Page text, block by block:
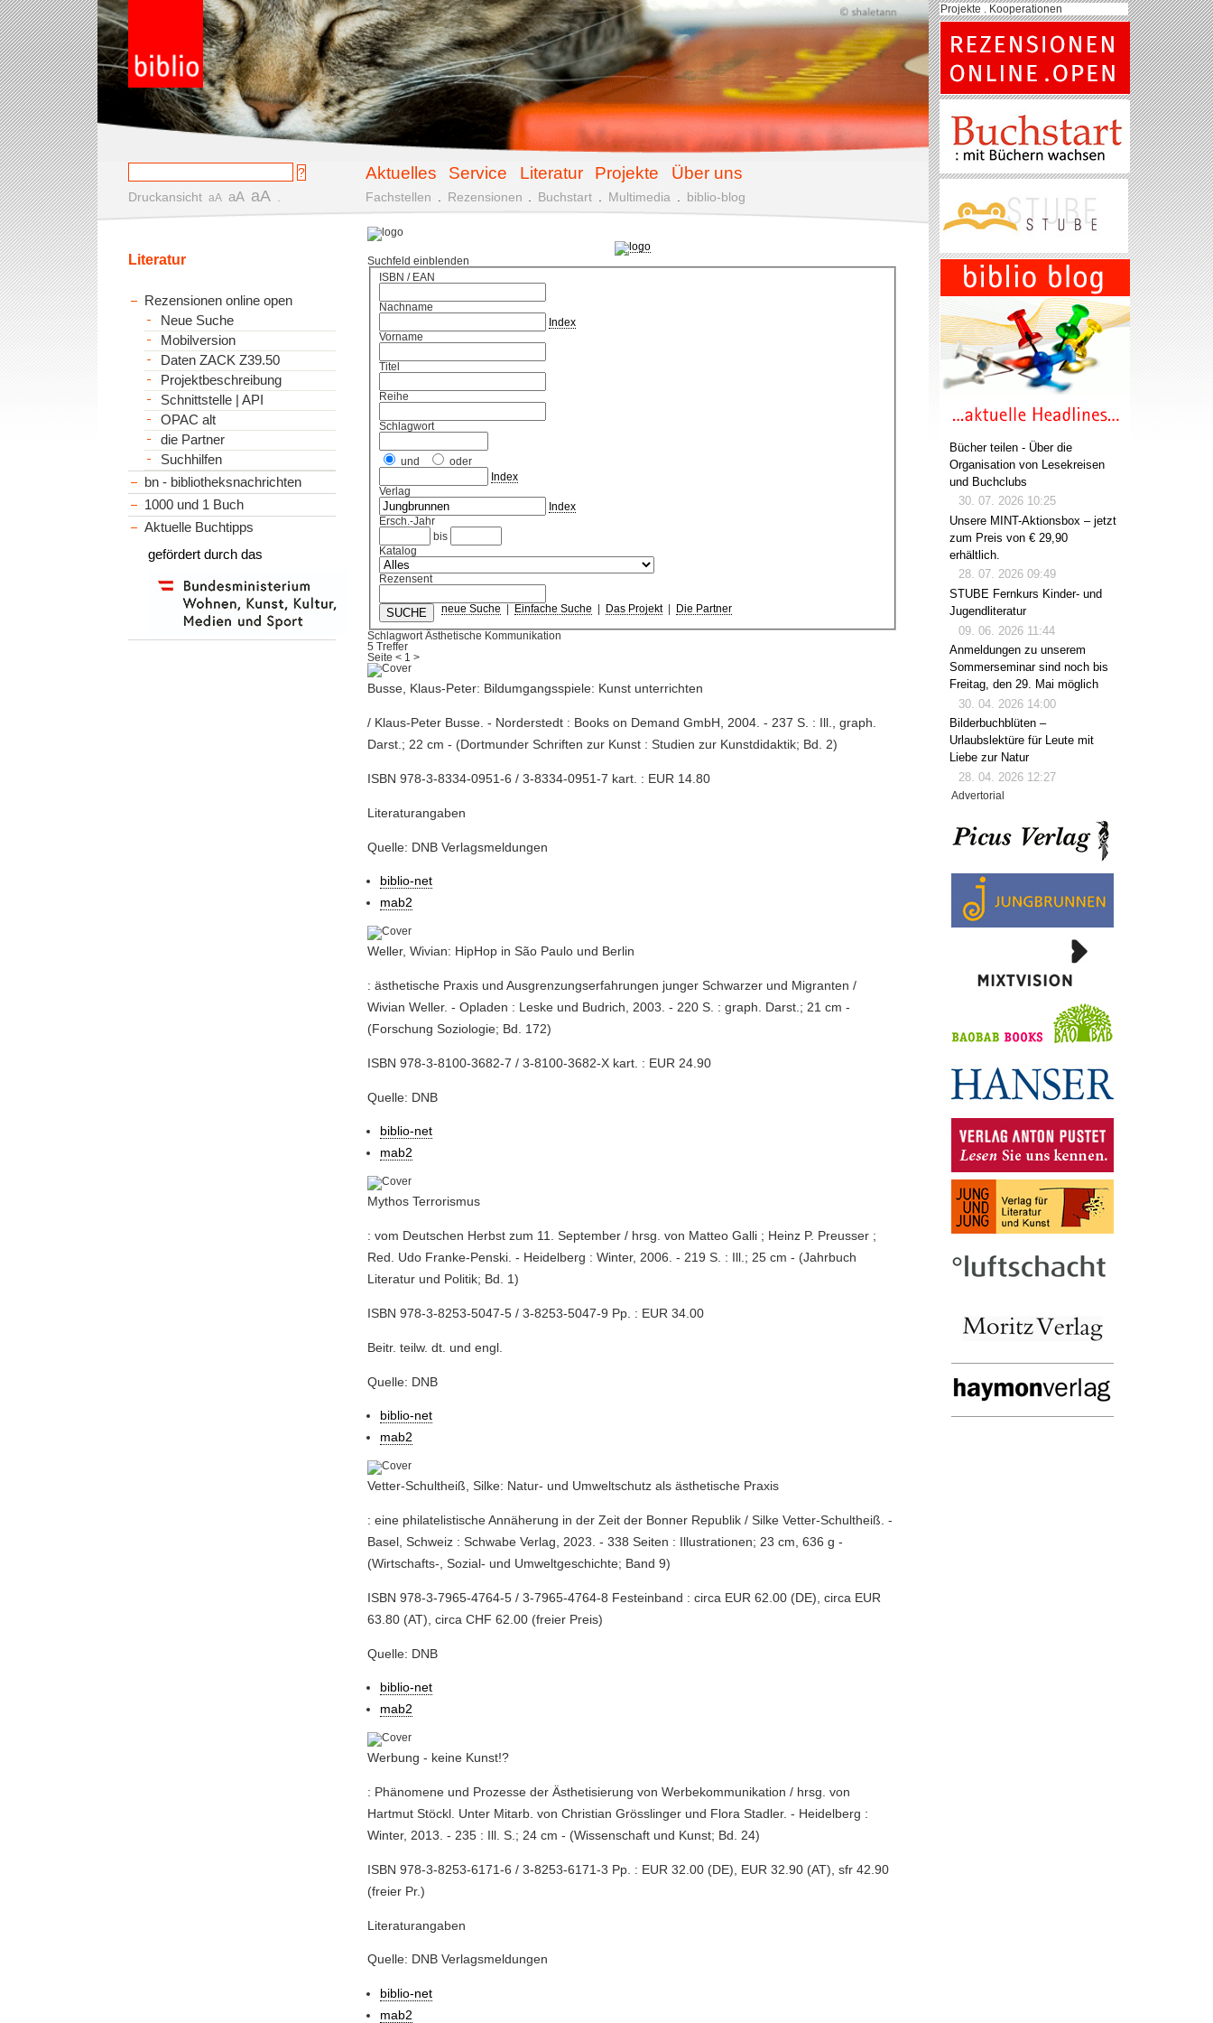
Aktuelles Service Literatur Projekte Über uns
Druckansicht aA aA aA Fachstellen Rezensionen Buchstart Multimedia biblio-blog
Suchfeld einblenden
ISBN / EAN
Nachname
Index
Vorname
Titel
Reihe
Schlagwort
und
oder
Index
Verlag
Index
Ersch.-Jahr
bis
Katalog
Rezensent
neue Suche Einfache Suche Das Projekt| Die Partner
Schlagwort Ästhetische Kommunikation
5 Treffer
Seite< 1 >
Busse, Klaus-Peter: Bildumgangsspiele: Kunst unterrichten
/ Klaus-Peter Busse. - Norderstedt : Books on Demand GmbH, 2004. - 237 S. : Ill., graph.
Darst.; 22 cm - (Dortmunder Schriften zur Kunst : Studien zur Kunstdidaktik; Bd. 2)
ISBN 978-3-8334-0951-6 / 3-8334-0951-7 kart. : EUR 14.80
Literaturangaben
Quelle: DNB Verlagsmeldungen
biblio-net
mab2
Weller, Wivian: HipHop in São Paulo und Berlin
: ästhetische Praxis und Ausgrenzungserfahrungen junger Schwarzer und Migranten /
Wivian Weller. - Opladen : Leske und Budrich, 2003. - 220 S. : graph. Darst.; 21 cm -
(Forschung Soziologie; Bd. 172)
ISBN 978-3-8100-3682-7 / 3-8100-3682-X kart. : EUR 24.90
Quelle: DNB
biblio-net
mab2
Mythos Terrorismus
: vom Deutschen Herbst zum 11. September / hrsg. von Matteo Galli ; Heinz P. Preusser ;
Red. Udo Franke-Penski. - Heidelberg : Winter, 2006. - 219 S. : Ill.; 25 cm - (Jahrbuch
Literatur und Politik; Bd. 1)
ISBN 978-3-8253-5047-5 / 3-8253-5047-9 Pp. : EUR 34.00
Beitr. teilw. dt. und engl.
Quelle: DNB
biblio-net
mab2
Vetter-Schultheiß, Silke: Natur- und Umweltschutz als ästhetische Praxis
: eine philatelistische Annäherung in der Zeit der Bonner Republik / Silke Vetter-Schultheiß. -
Basel, Schweiz : Schwabe Verlag, 2023. - 338 Seiten : Illustrationen; 23 cm, 636 g -
(Wirtschafts-, Sozial- und Umweltgeschichte; Band 9)
ISBN 978-3-7965-4764-5 / 3-7965-4764-8 Festeinband : circa EUR 62.00 (DE), circa EUR
63.80 (AT), circa CHF 62.00 (freier Preis)
Quelle: DNB
biblio-net
mab2
Werbung - keine Kunst!?
: Phänomene und Prozesse der Ästhetisierung von Werbekommunikation / hrsg. von
Hartmut Stöckl. Unter Mitarb. von Christian Grösslinger und Flora Stadler. - Heidelberg :
Winter, 2013. - 235 : Ill. S.; 24 cm - (Wissenschaft und Kunst; Bd. 24)
ISBN 978-3-8253-6171-6 / 3-8253-6171-3 Pp. : EUR 32.00 (DE), EUR 32.90 (AT), sfr 42.90
(freier Pr.)
Literaturangaben
Quelle: DNB Verlagsmeldungen
biblio-net
mab2
Literatur
Rezensionen online open
Neue Suche
Mobilversion
Daten ZACK Z39.50
Projektbeschreibung
Schnittstelle | API
OPAC alt
die Partner
Suchhilfen
bn - bibliotheksnachrichten
1000 und 1 Buch
Aktuelle Buchtipps
gefördert durch das
Projekte . Kooperationen
Bücher teilen - Über die
Organisation von Lesekreisen
und Buchclubs
30. 07. 2026 10:25
Unsere MINT-Aktionsbox – jetzt
zum Preis von € 29,90
erhältlich.
28. 07. 2026 09:49
STUBE Fernkurs Kinder- und
Jugendliteratur
09. 06. 2026 11:44
Anmeldungen zu unserem
Sommerseminar sind noch bis
Freitag, den 29. Mai möglich
30. 04. 2026 14:00
Bilderbuchblüten –
Urlaubslektüre für Leute mit
Liebe zur Natur
28. 04. 2026 12:27
Advertorial